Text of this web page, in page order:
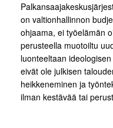
on valtionhallinnon
ohjaama, ei työelämän
perusteella muotoiltu
luonteeltaan
eivät ole julkisen
heikkeneminen ja
ilman kestävää tai